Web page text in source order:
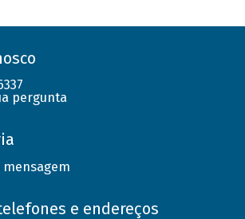
pergunta
mensagem
e endereços